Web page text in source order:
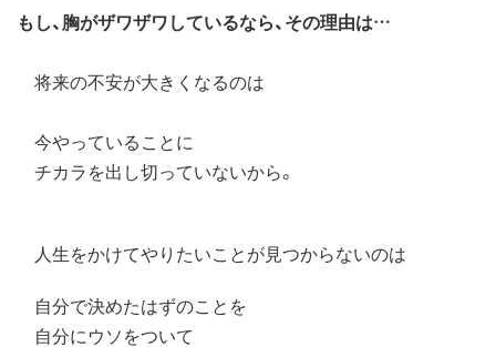
もし、胸がザワザワしているなら、その理由は…
将来の不安が大きくなるのは
今やっていることに
チカラを出し切っていないから。
人生をかけてやりたいことが見つからないのは
自分で決めたはずのことを
自分にウソをついて